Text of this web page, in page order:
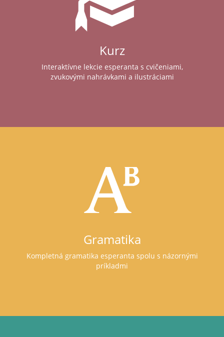
Kurz
Interaktívne lekcie esperanta s cvičeniami,
zvukovými nahrávkami a ilustráciami
Gramatika
Kompletná gramatika esperanta spolu s názornými
príkladmi